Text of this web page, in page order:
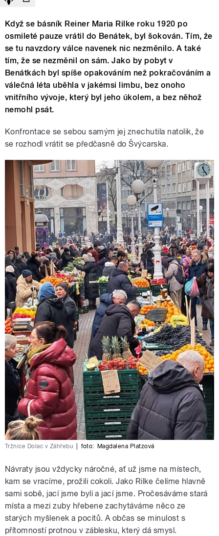
Když se básník Reiner Maria Rilke roku 1920 po
osmileté pauze vrátil do Benátek, byl šokován. Tím, že
se tu navzdory válce navenek nic nezměnilo. A také
tím, že se nezměnil on sám. Jako by pobyt v
Benátkách byl spíše opakováním než pokračováním a
válečná léta uběhla v jakémsi limbu, bez onoho
vnitřního vývoje, který byl jeho úkolem, a bez něhož
nemohl psát.
Konfrontace se sebou samým jej znechutila natolik, že
se rozhodl vrátit se předčasně do Švýcarska.
Tržnice Dolac v Záhřebu foto: Magdalena Platzová
Návraty jsou vždycky náročné, ať už jsme na místech,
kam se vracíme, prožili cokoli. Jako Rilke čelíme hlavně
sami sobě, jací jsme byli a jací jsme. Pročesáváme stará
místa a mezi zuby hřebene zachytáváme něco ze
starých myšlenek a pocitů. A občas se minulost s
přítomností protnou v záblesku, který dá smysl.